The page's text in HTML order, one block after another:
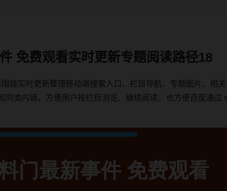
免费观看实时更新专题阅读路径18
绕实时更新整理移动端搜索入口、栏目导航、专题图片、相
同类内链，方便用户按栏目浏览、继续阅读，也方便百度通过